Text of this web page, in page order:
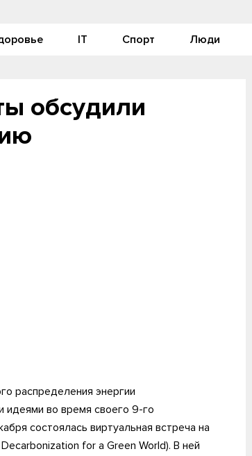
IT Спорт Люди
обсудили
распределения энергии
идеями во время своего 9-го
состоялась виртуальная встреча на
for a Green World). В ней